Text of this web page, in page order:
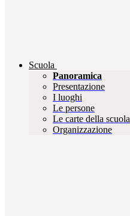
Scuola
Panoramica
Presentazione
I luoghi
Le persone
Le carte della scuola
Organizzazione